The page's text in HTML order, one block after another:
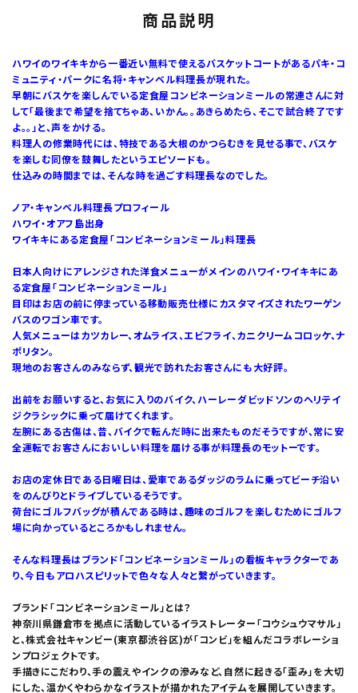
商品説明
ハワイのワイキキから一番近い無料で使えるバスケットコートがあるパキ・コ
ミュニティ・パークに名将・キャンベル料理長が現れた。
早朝にバスケを楽しんでいる定食屋コンビネーションミールの常連さんに対
して「最後まで希望を捨てちゃあ、いかん。。あきらめたら、そこで試合終了です
よ。。」と、声をかける。
料理人の修業時代には、特技である大根のかつらむきを見せる事で、バスケ
を楽しむ同僚を鼓舞したというエピソードも。
仕込みの時間までは、そんな時を過ごす料理長なのでした。
ノア・キャンベル料理長プロフィール
ハワイ・オアフ島出身
ワイキキにある定食屋「コンビネーションミール」料理長
日本人向けにアレンジされた洋食メニューがメインのハワイ・ワイキキにあ
る定食屋「コンビネーションミール」
目印はお店の前に停まっている移動販売仕様にカスタマイズされたワーゲン
バスのワゴン車です。
人気メニューはカツカレー、オムライス、エビフライ、カニクリームコロッケ、ナ
ポリタン。
現地のお客さんのみならず、観光で訪れたお客さんにも大好評。
出前をお願いすると、お気に入りのバイク、ハーレーダビッドソンのヘリテイ
ジクラシックに乗って届けてくれます。
左腕にある古傷は、昔、バイクで転んだ時に出来たものだそうですが、常に安
全運転でお客さんにおいしい料理を届ける事が料理長のモットーです。
お店の定休日である日曜日は、愛車であるダッジのラムに乗ってビーチ沿い
をのんびりとドライブしているそうです。
荷台にゴルフバッグが積んである時は、趣味のゴルフを楽しむためにゴルフ
場に向かっているところかもしれません。
そんな料理長はブランド「コンビネーションミール」の看板キャラクターであ
り、今日もアロハスピリットで色々な人々と繋がっていきます。
ブランド「コンビネーションミール」とは？
神奈川県鎌倉市を拠点に活動しているイラストレーター「コウシュウマサル」
と、株式会社キャンビー(東京都渋谷区)が「コンビ」を組んだコラボレーショ
ンプロジェクトです。
手描きにこだわり、手の震えやインクの滲みなど、自然に起きる「歪み」を大切
にした、温かくやわらかなイラストが描かれたアイテムを展開していきます。